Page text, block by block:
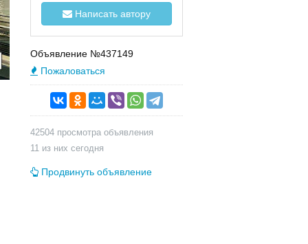
Написать автору
Объявление №437149
Пожаловаться
42504 просмотра объявления
11 из них сегодня
Продвинуть объявление